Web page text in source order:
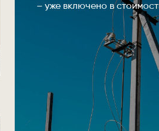
– уже включено в